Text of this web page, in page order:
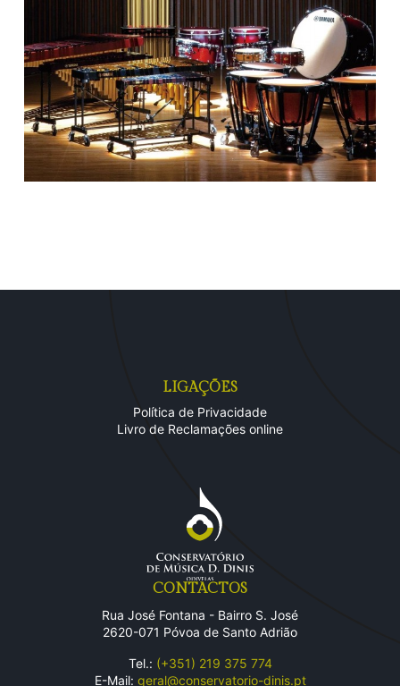
LIGAÇÕES
Política de Privacidade
Livro de Reclamações online
CONTACTOS
Rua José Fontana - Bairro S. José
2620-071 Póvoa de Santo Adrião
Tel.: (+351) 219 375 774
E-Mail: geral@conservatorio-dinis.pt